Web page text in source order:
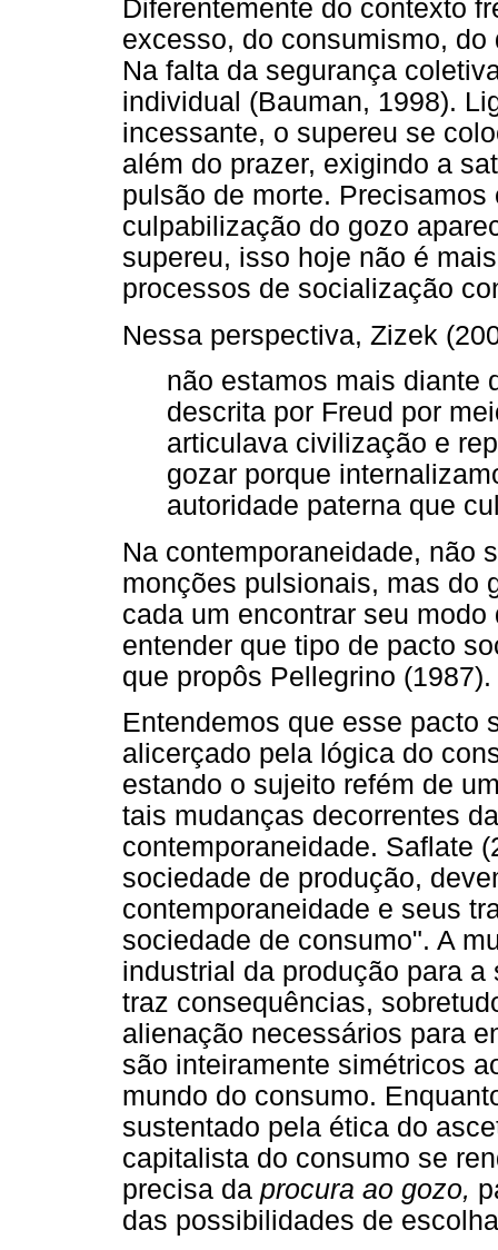
Diferentemente do contexto
excesso, do consumismo,
Na falta da segurança
individual (Bauman, 1998).
incessante, o supereu se
além do prazer, exigindo a
pulsão de morte.
culpabilização do gozo
supereu, isso hoje não é
processos de socialização
Nessa perspectiva, Zizek
não estamos mais diante
descrita por Freud por
articulava civilização e
gozar porque
autoridade paterna que
Na contemporaneidade, não
monções pulsionais, mas do
cada um encontrar seu
entender que tipo de pacto
que propôs Pellegrino (1987).
Entendemos que esse pacto
alicerçado pela lógica do
estando o sujeito refém de
tais mudanças decorrentes
contemporaneidade. Saflate
sociedade de produção,
contemporaneidade e seus
sociedade de consumo". A
industrial da produção para
traz consequências,
alienação necessários para
são inteiramente simétricos
mundo do consumo.
sustentado pela ética do
capitalista do consumo se
precisa da procura ao gozo,
das possibilidades de